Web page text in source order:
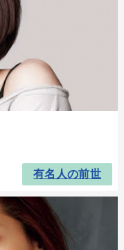
有名人の前世